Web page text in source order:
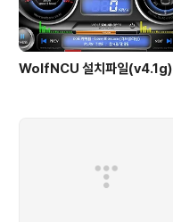
WolfNCU 설치파일(v4.1g)